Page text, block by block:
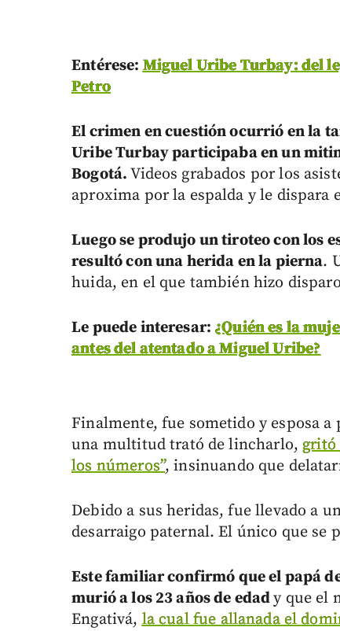
Entérese:Miguel Uribe Turbay: del
Petro
El crimen en cuestión ocurrió en la
Uribe Turbay participaba en un
Bogotá.Videos grabados por los
aproxima por la espalda y le dispara
Luego se produjo un tiroteo con los
resultó con una herida en la pierna.
huida, en el que también hizo
Le puede interesar: ¿Quién es la
antes del atentado a Miguel Uribe?
Finalmente, fue sometido y esposa
una multitud trató de lincharlo,gritó
los números”, insinuando que
Debido a sus heridas, fue llevado a
desarraigo paternal. El único que
Este familiar confirmó que el papá
murió a los 23 años de edady que el
Engativá,la cual fue allanada el